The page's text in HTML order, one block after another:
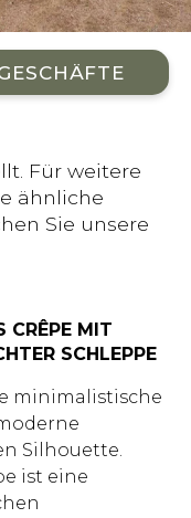
Für weitere
ähnliche
Sie unsere
CRÊPE MIT
SCHLEPPE
minimalistische
Silhouette.
ist eine